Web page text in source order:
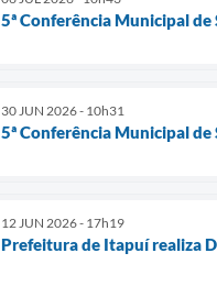
5ª Conferência Municipal de
30 JUN 2026 - 10h31
5ª Conferência Municipal
12 JUN 2026 - 17h19
Prefeitura de Itapuí realiza